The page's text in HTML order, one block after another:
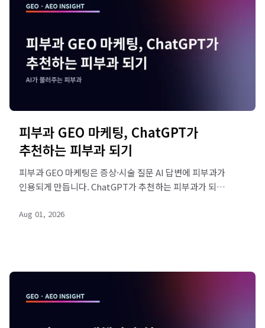
피부과 GEO 마케팅, ChatGPT가
추천하는 피부과 되기
피부과 GEO 마케팅은 증상·시술 질문 AI 답변에 피부과가
인용되게 만듭니다. ChatGPT가 추천하는 피부과가 되는
확인하세요.
Aug 01, 2026